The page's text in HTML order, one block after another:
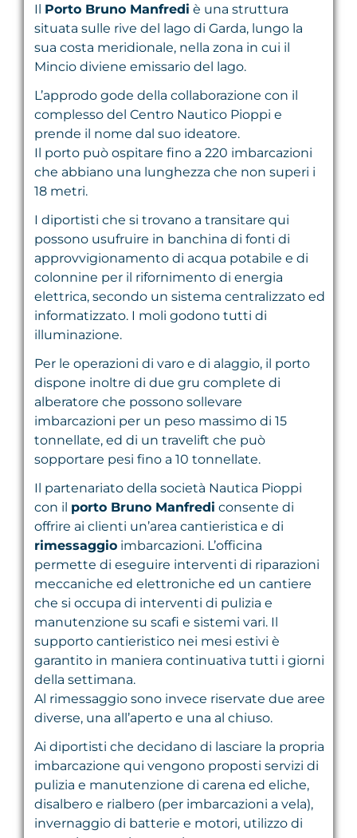
Il Porto Bruno Manfredi è una struttura
situata sulle rive del lago di Garda, lungo la
sua costa meridionale, nella zona in cui il
Mincio diviene emissario del lago.
L’approdo gode della collaborazione con il
complesso del Centro Nautico Pioppi e
prende il nome dal suo ideatore.
Il porto può ospitare fino a 220 imbarcazioni
che abbiano una lunghezza che non superi i
18 metri.
I diportisti che si trovano a transitare qui
possono usufruire in banchina di fonti di
approvvigionamento di acqua potabile e di
colonnine per il rifornimento di energia
elettrica, secondo un sistema centralizzato ed
informatizzato. I moli godono tutti di
illuminazione.
Per le operazioni di varo e di alaggio, il porto
dispone inoltre di due gru complete di
alberatore che possono sollevare
imbarcazioni per un peso massimo di 15
tonnellate, ed di un travelift che può
sopportare pesi fino a 10 tonnellate.
Il partenariato della società Nautica Pioppi
con il porto Bruno Manfredi consente di
offrire ai clienti un’area cantieristica e di
rimessaggio imbarcazioni. L’officina
permette di eseguire interventi di riparazioni
meccaniche ed elettroniche ed un cantiere
che si occupa di interventi di pulizia e
manutenzione su scafi e sistemi vari. Il
supporto cantieristico nei mesi estivi è
garantito in maniera continuativa tutti i giorni
della settimana.
Al rimessaggio sono invece riservate due aree
diverse, una all’aperto e una al chiuso.
Ai diportisti che decidano di lasciare la propria
imbarcazione qui vengono proposti servizi di
pulizia e manutenzione di carena ed eliche,
disalbero e rialbero (per imbarcazioni a vela),
invernaggio di batterie e motori, utilizzo di